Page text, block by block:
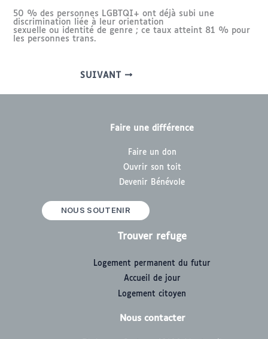
50 % des personnes LGBTQI+ ont déjà subi une
discrimination liée à leur orientation
sexuelle ou identité de genre ; ce taux atteint 81 % pour
les personnes trans.
SUIVANT
Faire une différence
Faire un don
Ouvrir son toit
Devenir Bénévole
NOUS SOUTENIR
Trouver refuge
Logement permanent du futur
Accueil de jour
Logement citoyen
Nous contacter